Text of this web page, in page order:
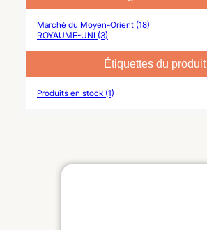
Marché du Moyen-Orient (18)
ROYAUME-UNI (3)
Étiquettes du produit
Produits en stock (1)